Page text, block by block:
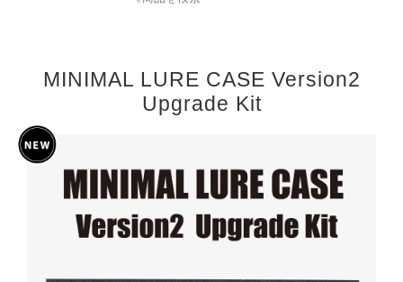
MINIMAL LURE CASE Version2
Upgrade Kit